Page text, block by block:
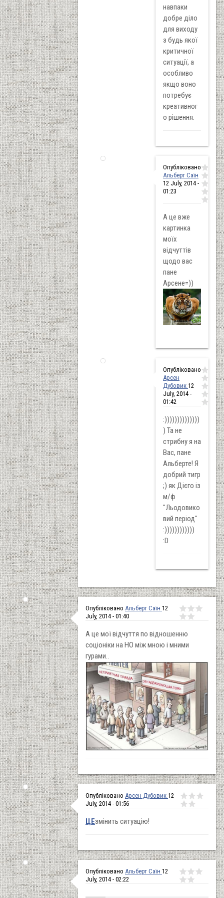
навпаки
добре діло
для виходу
з будь якої
критичної
ситуації, а
особливо
якщо воно
потребує
креативног
о рішення.
Опубліковано
Альберт Саїн
12 July, 2014 -
01:23
А це вже
картинка
моїх
відчуттів
щодо вас
пане
Арсене=))
Опубліковано
Арсен
Дубовик 12
July, 2014 -
01:42
:))))))))))))))
) Та не
стрибну я на
Вас, пане
Альберте! Я
добрий тигр
;) як Дієго із
м/ф
"Льодовико
вий період"
:))))))))))))
:D
Опубліковано Альберт Саїн 12
July, 2014 - 01:40
А це мої відчуття по відношенню
соціоніки на НО між мною і мними
гурами..
Опубліковано Арсен Дубовик 12
July, 2014 - 01:56
ЦЕзмінить ситуацію!
Опубліковано Альберт Саїн 12
July, 2014 - 02:22